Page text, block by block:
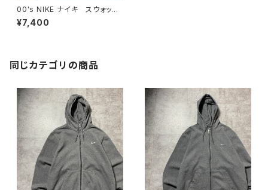
00's NIKE ナイキ スウォッシ
ュ 刺繍ロゴ ブラック フリー
スパーカー
¥7,400
同じカテゴリの商品